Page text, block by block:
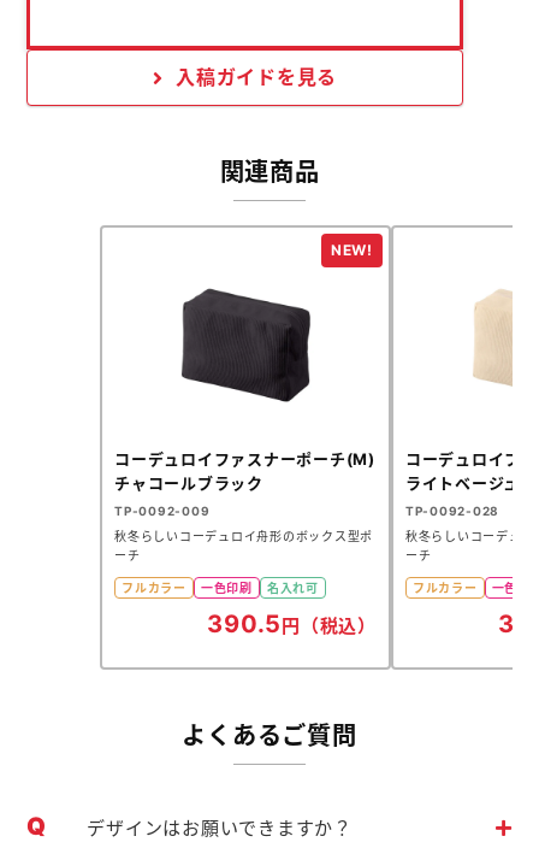
入稿ガイドを見る
関連商品
コーデュロイファスナーポーチ(M)
チャコールブラック
TP-0092-009
秋冬らしいコーデュロイ舟形のボックス型ポ
ーチ
フルカラー 一色印刷 名入れ可
390.5 円（税込）
コーデュロイフ
ライトベージュ
TP-0092-028
秋冬らしいコーデュ
ーチ
フルカラー 一色印
よくあるご質問
デザインはお願いできますか？